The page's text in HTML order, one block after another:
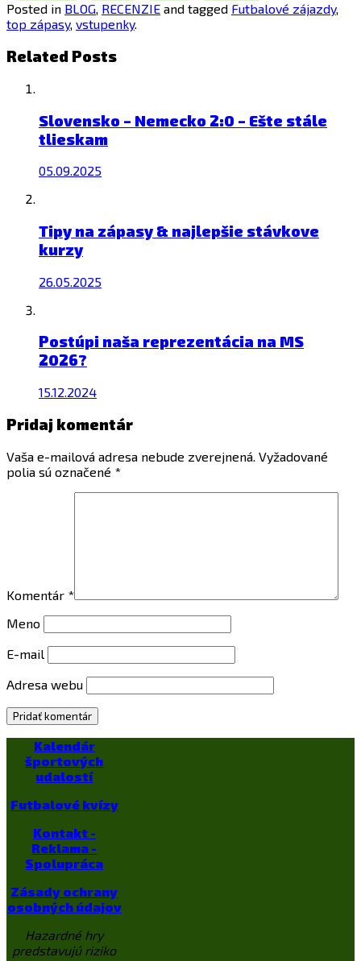
Posted in BLOG, RECENZIE and tagged Futbalové zájazdy,
top zápasy, vstupenky.
Related Posts
Slovensko – Nemecko 2:0 – Ešte stále
tlieskam
05.09.2025
Tipy na zápasy & najlepšie stávkove
kurzy
26.05.2025
Postúpi naša reprezentácia na MS
2026?
15.12.2024
Pridaj komentár
Vaša e-mailová adresa nebude zverejnená. Vyžadované
polia sú označené *
Komentár *
Meno
E-mail
Adresa webu
Kalendár
športových
udalostí
Futbalové kvízy
Kontakt -
Reklama -
Spolupráca
Zásady ochrany
osobných údajov
Hazardné hry
predstavujú riziko